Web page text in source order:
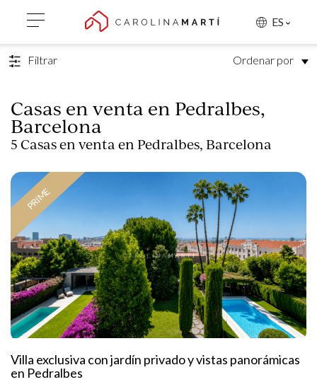
ES
Filtrar Ordenar por
Casas en venta en Pedralbes,
Barcelona
5 Casas en venta en Pedralbes, Barcelona
VOLVER A LA BÚSQUEDA
PRIME
Villa exclusiva con jardín privado y vistas panorámicas
en Pedralbes